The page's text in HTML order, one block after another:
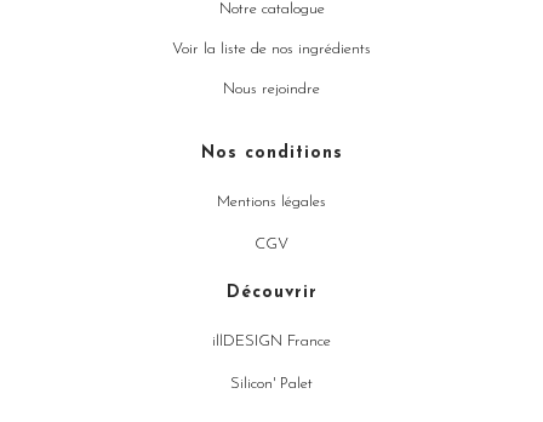
Notre catalogue
Voir la liste de nos ingrédients
Nous rejoindre
Nos conditions
Mentions légales
CGV
Découvrir
illDESIGN France
Silicon' Palet